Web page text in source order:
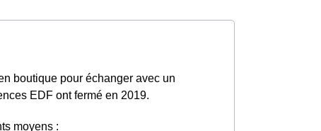
boutique pour échanger avec un
EDF ont fermé en 2019.
moyens :